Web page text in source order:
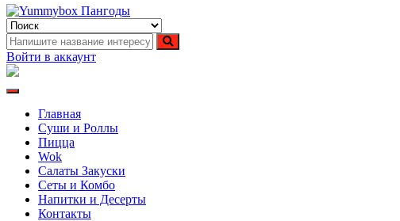
Yummybox Пангоды
Суши, роллы, пицца, вок Пангоды. Ямало-Ненецкий автономный округ
Войти в аккаунт
Главная
Суши и Роллы
Пицца
Wok
Салаты Закуски
Сеты и Комбо
Напитки и Десерты
Контакты